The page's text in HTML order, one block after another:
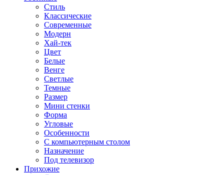
Стиль
Классические
Современные
Модерн
Хай-тек
Цвет
Белые
Венге
Светлые
Темные
Размер
Мини стенки
Форма
Угловые
Особенности
С компьютерным столом
Назначение
Под телевизор
Прихожие